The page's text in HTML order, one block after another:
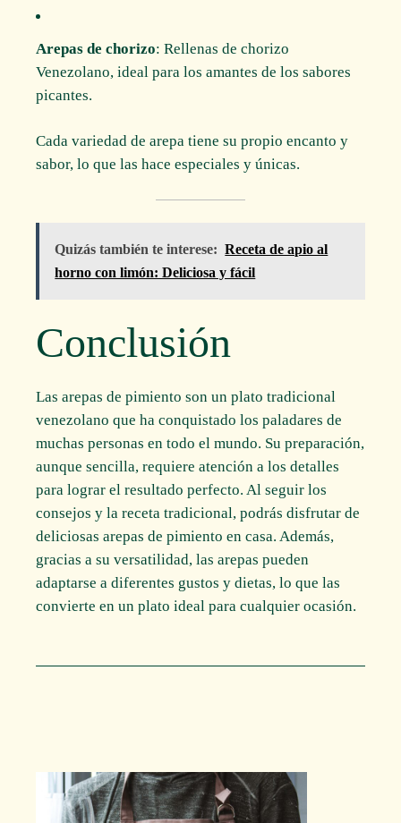
Arepas de chorizo: Rellenas de chorizo
Venezolano, ideal para los amantes de los sabores
picantes.
Cada variedad de arepa tiene su propio encanto y
sabor, lo que las hace especiales y únicas.
Quizás también te interese: Receta de apio al
horno con limón: Deliciosa y fácil
Conclusión
Las arepas de pimiento son un plato tradicional
venezolano que ha conquistado los paladares de
muchas personas en todo el mundo. Su preparación,
aunque sencilla, requiere atención a los detalles
para lograr el resultado perfecto. Al seguir los
consejos y la receta tradicional, podrás disfrutar de
deliciosas arepas de pimiento en casa. Además,
gracias a su versatilidad, las arepas pueden
adaptarse a diferentes gustos y dietas, lo que las
convierte en un plato ideal para cualquier ocasión.